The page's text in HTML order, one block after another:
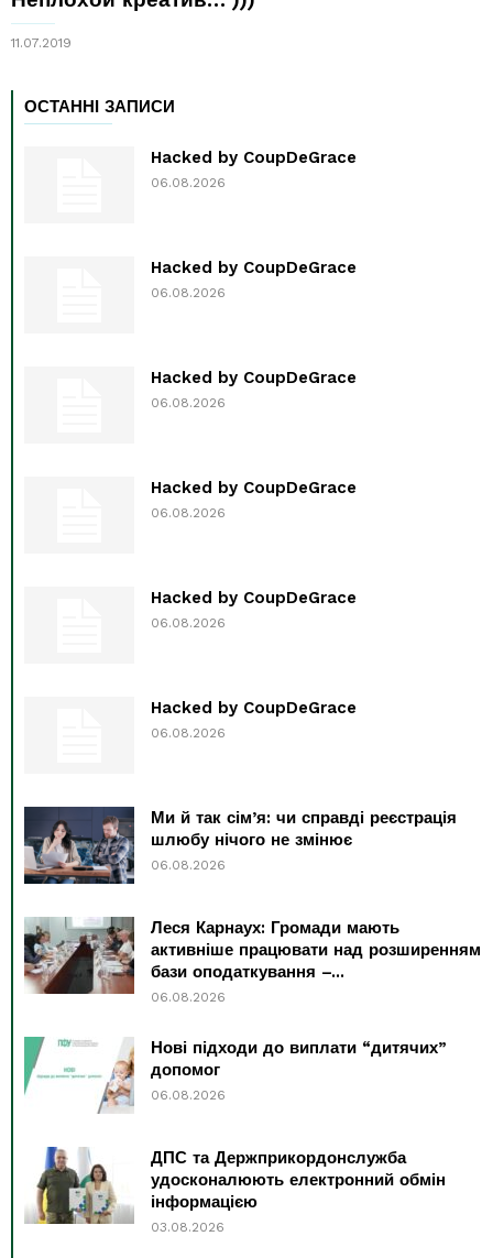
11.07.2019
ОСТАННІ ЗАПИСИ
Hacked by CoupDeGrace
06.08.2026
Hacked by CoupDeGrace
06.08.2026
Hacked by CoupDeGrace
06.08.2026
Hacked by CoupDeGrace
06.08.2026
Hacked by CoupDeGrace
06.08.2026
Hacked by CoupDeGrace
06.08.2026
Ми й так сім’я: чи справді реєстрація
шлюбу нічого не змінює
06.08.2026
Леся Карнаух: Громади мають
активніше працювати над розширенням
бази оподаткування –...
06.08.2026
Нові підходи до виплати “дитячих”
допомог
06.08.2026
ДПС та Держприкордонслужба
удосконалюють електронний обмін
інформацією
03.08.2026